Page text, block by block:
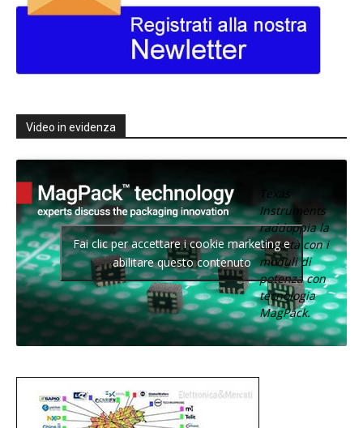
Video in evidenza
Texas
Instruments
raddoppia la
densità con i
moduli di
potenza con
tecnologia
MagPack.
Fai clic per accettare i cookie marketing e
abilitare questo contenuto